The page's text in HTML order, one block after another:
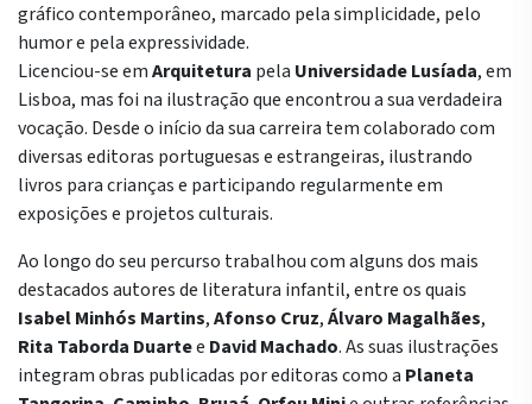
gráfico contemporâneo, marcado pela simplicidade, pelo
humor e pela expressividade.
Licenciou-se emArquitetura pela Universidade Lusíada, em
Lisboa, mas foi na ilustração que encontrou a sua verdadeira
vocação. Desde o início da sua carreira tem colaborado com
diversas editoras portuguesas e estrangeiras, ilustrando
livros para crianças e participando regularmente em
exposições e projetos culturais.
Ao longo do seu percurso trabalhou com alguns dos mais
destacados autores de literatura infantil, entre os quais
Isabel Minhós Martins,Afonso Cruz,Álvaro Magalhães,
Rita Taborda Duartee David Machado. As suas ilustrações
integram obras publicadas por editoras como a Planeta